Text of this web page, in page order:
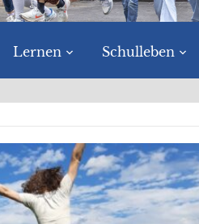
Lernen Schulleben